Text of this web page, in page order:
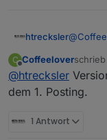
htrecksler@
C
Offline
Coffeeloverschrieb
zuletzt
@htrecksler
dem 1. Posting.
1 Antwort